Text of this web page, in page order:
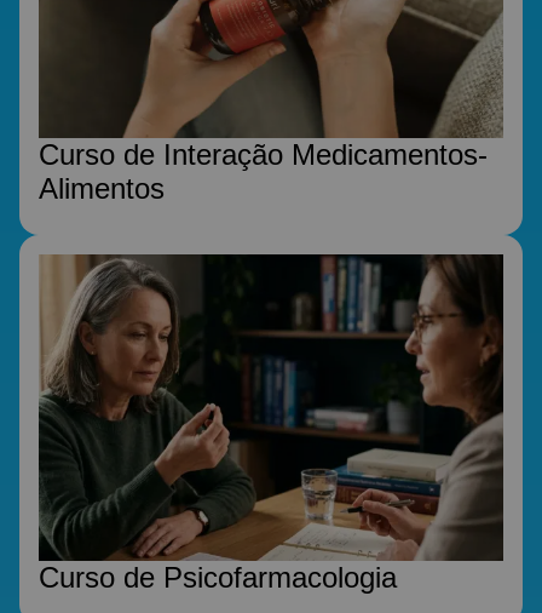
Curso de Interação Medicamentos-
Alimentos
Curso de Psicofarmacologia